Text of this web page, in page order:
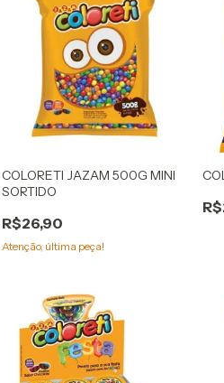
COLORETI JAZAM 500G MINI
SORTIDO
R$26,90
Atenção, última peça!